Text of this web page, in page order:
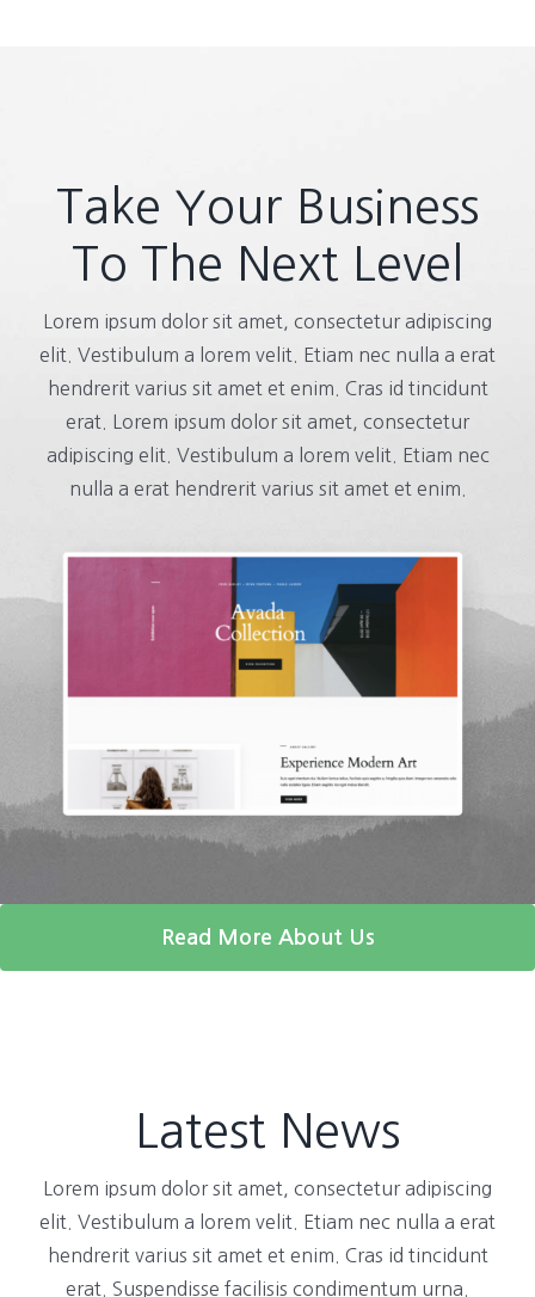
Take Your Business
To The Next Level
Lorem ipsum dolor sit amet, consectetur adipiscing
elit. Vestibulum a lorem velit. Etiam nec nulla a erat
hendrerit varius sit amet et enim. Cras id tincidunt
erat. Lorem ipsum dolor sit amet, consectetur
adipiscing elit. Vestibulum a lorem velit. Etiam nec
nulla a erat hendrerit varius sit amet et enim.
Read More About Us
Latest News
Lorem ipsum dolor sit amet, consectetur adipiscing
elit. Vestibulum a lorem velit. Etiam nec nulla a erat
hendrerit varius sit amet et enim. Cras id tincidunt
erat. Suspendisse facilisis condimentum urna.